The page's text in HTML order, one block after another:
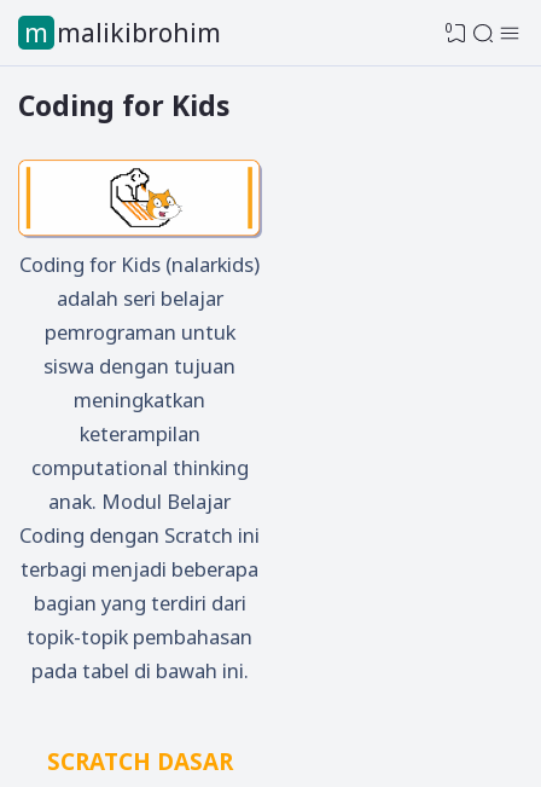
mmalikibrohim 0
Coding for Kids
Coding for Kids (nalarkids)
adalah seri belajar
pemrograman untuk
siswa dengan tujuan
meningkatkan
keterampilan
computational thinking
anak. Modul Belajar
Coding dengan Scratch ini
terbagi menjadi beberapa
bagian yang terdiri dari
topik-topik pembahasan
pada tabel di bawah ini.
SCRATCH DASAR